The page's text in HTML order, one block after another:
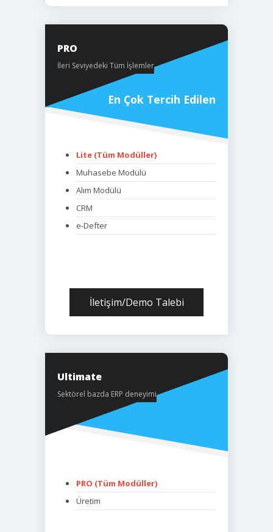
PRO
İleri Seviyedeki Tüm İşlemler
En Çok Tercih Edilen
Lite (Tüm Modüller)
Muhasebe Modülü
Alım Modülü
CRM
e-Defter
İletişim/Demo Talebi
Ultimate
Sektörel bazda ERP deneyimi
PRO (Tüm Modüller)
Üretim